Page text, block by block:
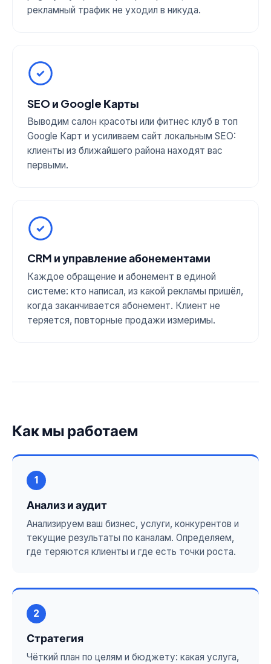
рекламный трафик не уходил в никуда.
SEO и Google Карты
Выводим салон красоты или фитнес клуб в топ
Google Карт и усиливаем сайт локальным SEO:
клиенты из ближайшего района находят вас
первыми.
CRM и управление абонементами
Каждое обращение и абонемент в единой
системе: кто написал, из какой рекламы пришёл,
когда заканчивается абонемент. Клиент не
теряется, повторные продажи измеримы.
Как мы работаем
1
Анализ и аудит
Анализируем ваш бизнес, услуги, конкурентов и
текущие результаты по каналам. Определяем,
где теряются клиенты и где есть точки роста.
2
Стратегия
Чёткий план по целям и бюджету: какая услуга,